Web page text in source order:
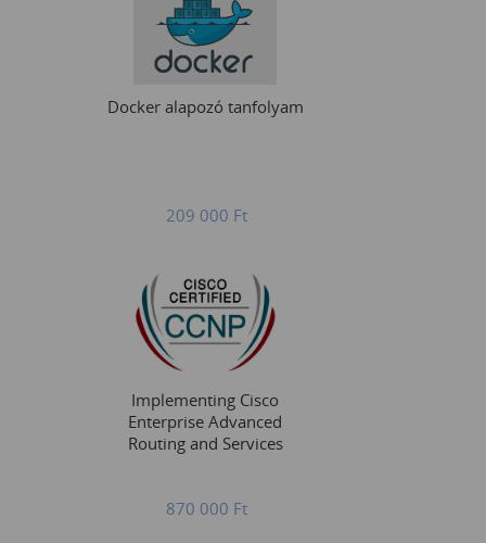
Docker alapozó tanfolyam
209 000 Ft
Implementing Cisco
Enterprise Advanced
Routing and Services
870 000 Ft